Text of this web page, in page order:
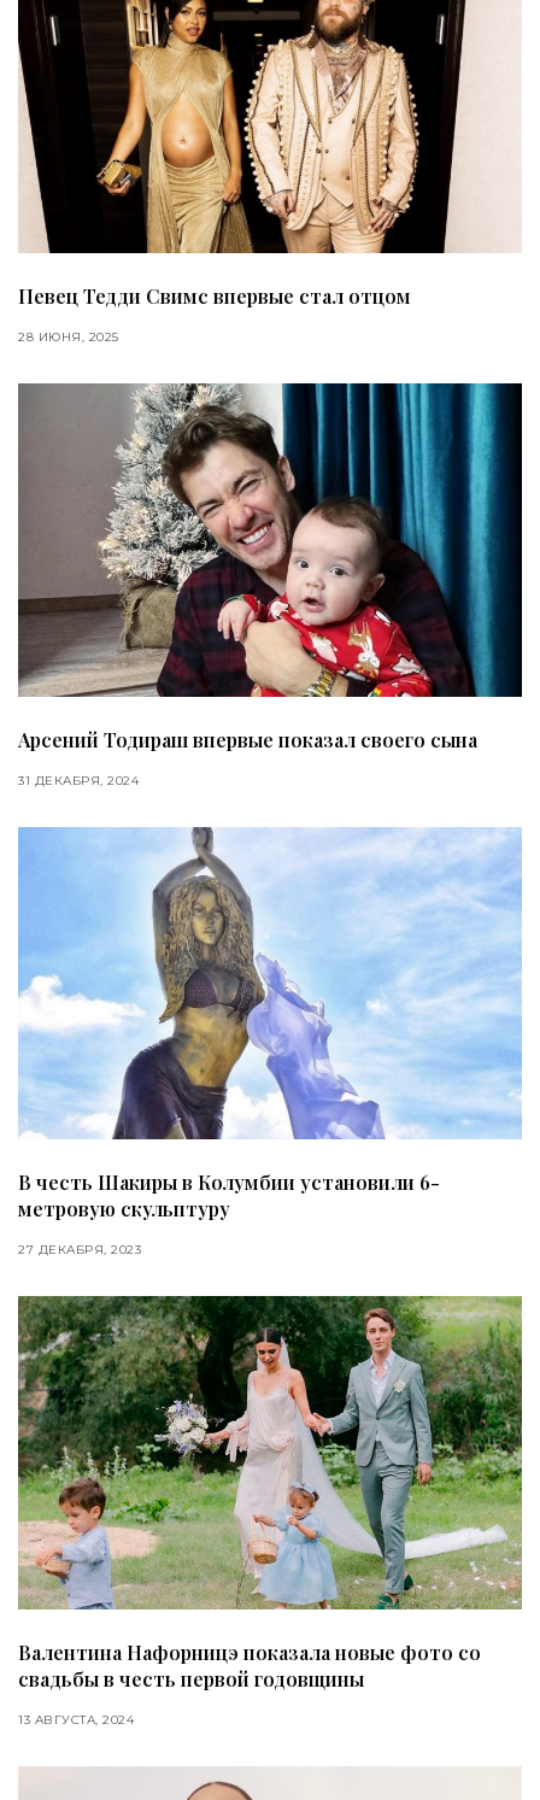
Певец Тедди Свимс впервые стал отцом
28 ИЮНЯ, 2025
Арсений Тодираш впервые показал своего сына
31 ДЕКАБРЯ, 2024
В честь Шакиры в Колумбии установили 6-
метровую скульптуру
27 ДЕКАБРЯ, 2023
Валентина Нафорницэ показала новые фото со
свадьбы в честь первой годовщины
13 АВГУСТА, 2024